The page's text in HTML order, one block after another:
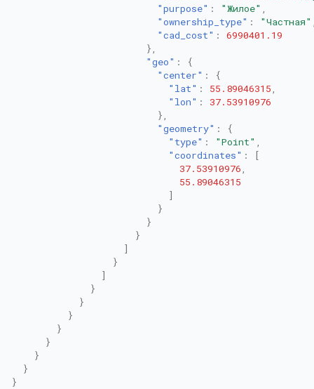
"purpose" : "Жилое"
"ownership_type" : "Частная"
"cad_cost" :
6990401.19
},
"geo" :
{
"center" :
{
"lat" : 55.89046315
"lon" :
37.53910976
},
"geometry" :
{
"type" : "Point"
"coordinates" :
[
37.53910976
55.89046315
]
}
}
}
]
}
]
}
}
}
}
}
}
}
}